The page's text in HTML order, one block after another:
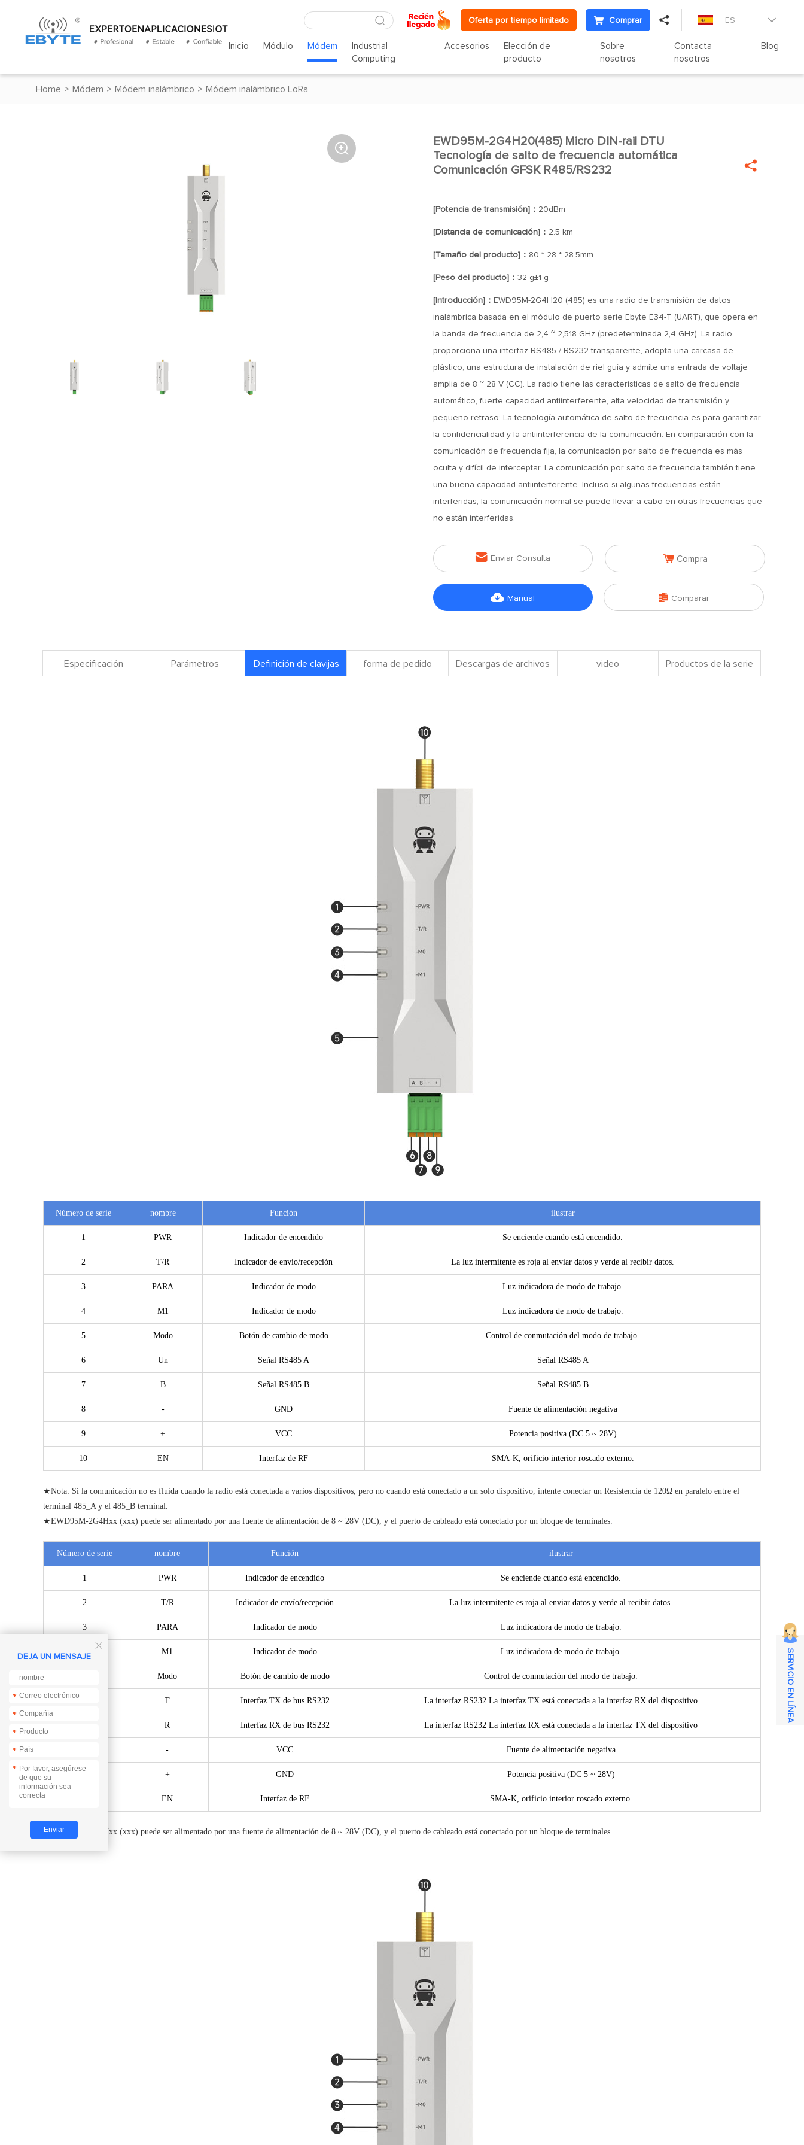
Oferta por tiempo limitado Comprar  ES 
Inicio Módulo Módem
Industrial
Computing
Accesorios
Elección de
producto
Sobre
nosotros
Contacta
nosotros
Blog
Home > Módem > Módem inalámbrico > Módem inalámbrico LoRa

EWD95M-2G4H20(485) Micro DIN-rail DTU
Tecnología de salto de frecuencia automática
Comunicación GFSK R485/RS232

[Potencia de transmisión]： 20dBm
[Distancia de comunicación]： 2.5 km
[Tamaño del producto]： 80 * 28 * 28.5mm
[Peso del producto]： 32 g±1 g
[Introducción]： EWD95M-2G4H20 (485) es una radio de transmisión de datos
inalámbrica basada en el módulo de puerto serie Ebyte E34-T (UART), que opera en
la banda de frecuencia de 2,4 ~ 2,518 GHz (predeterminada 2,4 GHz). La radio
proporciona una interfaz RS485 / RS232 transparente, adopta una carcasa de
plástico, una estructura de instalación de riel guía y admite una entrada de voltaje
amplia de 8 ~ 28 V (CC). La radio tiene las características de salto de frecuencia
automático, fuerte capacidad antiinterferente, alta velocidad de transmisión y
pequeño retraso; La tecnología automática de salto de frecuencia es para garantizar
la confidencialidad y la antiinterferencia de la comunicación. En comparación con la
comunicación de frecuencia fija, la comunicación por salto de frecuencia es más
oculta y difícil de interceptar. La comunicación por salto de frecuencia también tiene
una buena capacidad antiinterferente. Incluso si algunas frecuencias están
interferidas, la comunicación normal se puede llevar a cabo en otras frecuencias que
no están interferidas.
 Enviar Consulta  Compra
 Manual  Comparar
Especificación Parámetros Definición de clavijas forma de pedido Descargas de archivos video Productos de la serie
Número de serie nombre Función ilustrar
1 PWR Indicador de encendido Se enciende cuando está encendido.
2 T/R Indicador de envío/recepción La luz intermitente es roja al enviar datos y verde al recibir datos.
3 PARA Indicador de modo Luz indicadora de modo de trabajo.
4 M1 Indicador de modo Luz indicadora de modo de trabajo.
5 Modo Botón de cambio de modo Control de conmutación del modo de trabajo.
6 Un Señal RS485 A Señal RS485 A
7 B Señal RS485 B Señal RS485 B
8 - GND Fuente de alimentación negativa
9 + VCC Potencia positiva (DC 5 ~ 28V)
10 EN Interfaz de RF SMA-K, orificio interior roscado externo.
★Nota: Si la comunicación no es fluida cuando la radio está conectada a varios dispositivos, pero no cuando está conectado a un solo dispositivo, intente conectar un Resistencia de 120Ω en paralelo entre el
terminal 485_A y el 485_B terminal.
★EWD95M-2G4Hxx (xxx) puede ser alimentado por una fuente de alimentación de 8 ~ 28V (DC), y el puerto de cableado está conectado por un bloque de terminales.
Número de serie nombre Función ilustrar
1 PWR Indicador de encendido Se enciende cuando está encendido.
2 T/R Indicador de envío/recepción La luz intermitente es roja al enviar datos y verde al recibir datos.
3 PARA Indicador de modo Luz indicadora de modo de trabajo.
4 M1 Indicador de modo Luz indicadora de modo de trabajo.
Modo Botón de cambio de modo Control de conmutación del modo de trabajo.
T Interfaz TX de bus RS232 La interfaz RS232 La interfaz TX está conectada a la interfaz RX del dispositivo
R Interfaz RX de bus RS232 La interfaz RS232 La interfaz RX está conectada a la interfaz TX del dispositivo
- VCC Fuente de alimentación negativa
+ GND Potencia positiva (DC 5 ~ 28V)
EN Interfaz de RF SMA-K, orificio interior roscado externo.
★EWD95M-2G4Hxx (xxx) puede ser alimentado por una fuente de alimentación de 8 ~ 28V (DC), y el puerto de cableado está conectado por un bloque de terminales.

DEJA UN MENSAJE
*
*
*
*
*
*
*
SERVICIO EN LÍNEA